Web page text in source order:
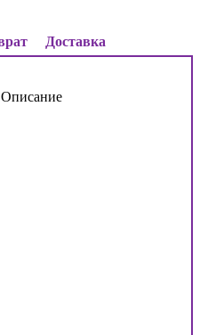
Доставка
Описание